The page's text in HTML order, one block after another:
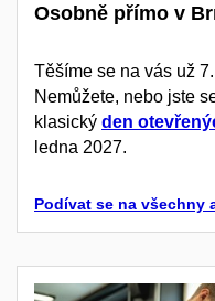
Osobně přímo v
Těšíme se na vás už
Nemůžete, nebo jste
klasický den
ledna 2027.
Podívat se na všechny